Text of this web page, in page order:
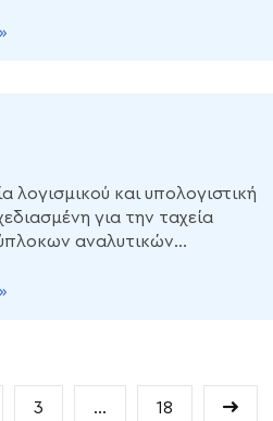
λογισμικού και υπολογιστική
για την ταχεία
αναλυτικών
3 ... 18